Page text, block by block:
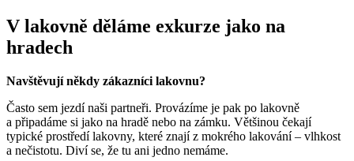
V lakovně děláme exkurze jako na
hradech
Navštěvují někdy zákazníci lakovnu?
Často sem jezdí naši partneři. Provázíme je pak po lakovně
a připadáme si jako na hradě nebo na zámku. Většinou čekají
typické prostředí lakovny, které znají z mokrého lakování – vlhkost
a nečistotu. Diví se, že tu ani jedno nemáme.